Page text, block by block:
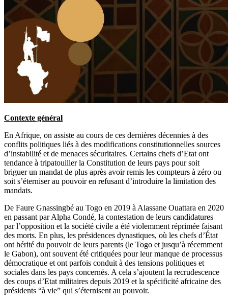
Contexte général
En Afrique, on assiste au cours de ces dernières décennies à des
conflits politiques liés à des modifications constitutionnelles sources
d’instabilité et de menaces sécuritaires. Certains chefs d’Etat ont
tendance à tripatouiller la Constitution de leurs pays pour soit
briguer un mandat de plus après avoir remis les compteurs à zéro ou
soit s’éterniser au pouvoir en refusant d’introduire la limitation des
mandats.
De Faure Gnassingbé au Togo en 2019 à Alassane Ouattara en 2020
en passant par Alpha Condé, la contestation de leurs candidatures
par l’opposition et la société civile a été violemment réprimée faisant
des morts. En plus, les présidences dynastiques, où les chefs d’État
ont hérité du pouvoir de leurs parents (le Togo et jusqu’à récemment
le Gabon), ont souvent été critiquées pour leur manque de processus
démocratique et ont parfois conduit à des tensions politiques et
sociales dans les pays concernés. A cela s’ajoutent la recrudescence
des coups d’Etat militaires depuis 2019 et la spécificité africaine des
présidents “à vie” qui s’éternisent au pouvoir.